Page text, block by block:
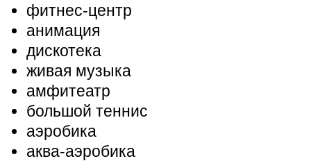
фитнес-центр
анимация
дискотека
живая музыка
амфитеатр
большой теннис
аэробика
аква-аэробика